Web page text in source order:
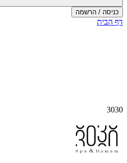
כניסה / הרשמה
דף הבית
3030